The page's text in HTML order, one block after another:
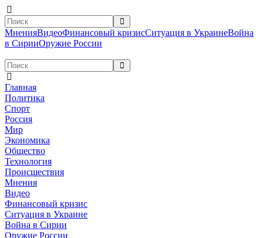
МненияВидеоФинансовый кризисСитуация в УкраинеВойна
в СирииОружие России
Главная
Политика
Спорт
Россия
Мир
Экономика
Общество
Технология
Происшествия
Мнения
Видео
Финансовый кризис
Ситуация в Украине
Война в Сирии
Оружие России